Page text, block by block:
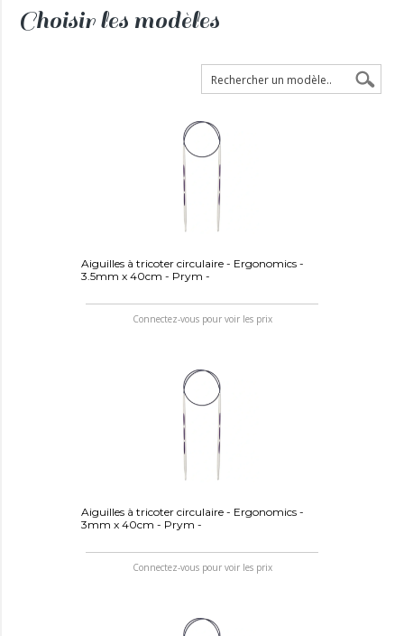
Choisir les modèles
Aiguilles à tricoter circulaire - Ergonomics -
3.5mm x 40cm - Prym -
Connectez-vous pour voir les prix
Aiguilles à tricoter circulaire - Ergonomics -
3mm x 40cm - Prym -
Connectez-vous pour voir les prix